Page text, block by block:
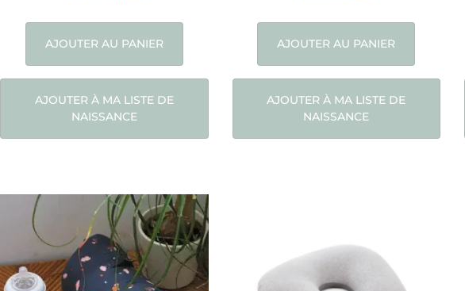
AJOUTER AU PANIER
AJOUTER À MA LISTE DE
NAISSANCE
AJOUTER AU PANIER
AJOUTER À MA LISTE DE
NAISSANCE